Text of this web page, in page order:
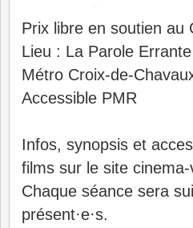
Prix libre en soutien au
Lieu : La Parole
Métro Croix-de-
Accessible PMR
Infos, synopsis et
films sur le site
Chaque séance sera
présent·e·s.